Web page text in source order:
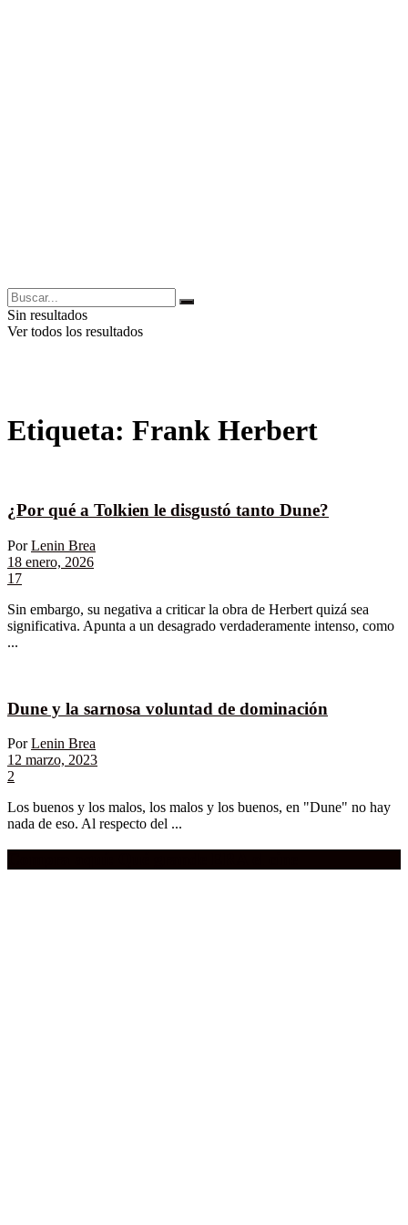
Sin resultados
Ver todos los resultados
Etiqueta: Frank Herbert
¿Por qué a Tolkien le disgustó tanto Dune?
Por Lenin Brea
18 enero, 2026
17
Sin embargo, su negativa a criticar la obra de Herbert quizá sea
significativa. Apunta a un desagrado verdaderamente intenso, como
...
Dune y la sarnosa voluntad de dominación
Por Lenin Brea
12 marzo, 2023
2
Los buenos y los malos, los malos y los buenos, en "Dune" no hay
nada de eso. Al respecto del ...